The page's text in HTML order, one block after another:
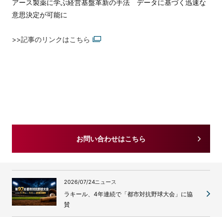
アース製薬に学ぶ経営基盤革新の手法 データに基づく迅速な
意思決定が可能に
>>記事のリンクはこちら
お問い合わせはこちら
2026/07/24ニュース
ラキール、4年連続で「都市対抗野球大会」に協
賛